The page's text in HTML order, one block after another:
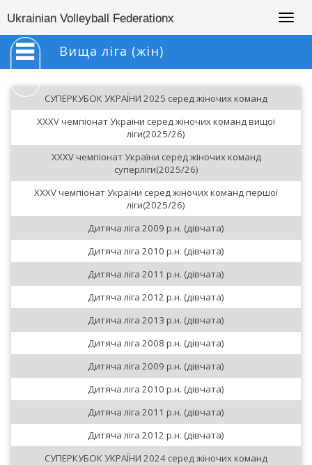
Ukrainian Volleyball Federationx
Вища ліга (жін)
СУПЕРКУБОК УКРАЇНИ 2025 серед жіночих команд
XXXV чемпіонат України серед жіночих команд вищої
ліги(2025/26)
XXXV чемпіонат України серед жіночих команд
суперліги(2025/26)
XXXV чемпіонат України серед жіночих команд першої
ліги(2025/26)
Дитяча ліга 2009 р.н. (дівчата)
Дитяча ліга 2010 р.н. (дівчата)
Дитяча ліга 2011 р.н. (дівчата)
Дитяча ліга 2012 р.н. (дівчата)
Дитяча ліга 2013 р.н. (дівчата)
Дитяча ліга 2008 р.н. (дівчата)
Дитяча ліга 2009 р.н. (дівчата)
Дитяча ліга 2010 р.н. (дівчата)
Дитяча ліга 2011 р.н. (дівчата)
Дитяча ліга 2012 р.н. (дівчата)
СУПЕРКУБОК УКРАЇНИ 2024 серед жіночих команд